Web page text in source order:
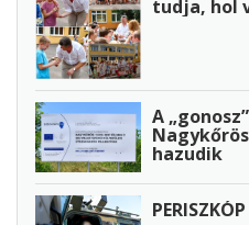
tudja, hol
A
hazudik